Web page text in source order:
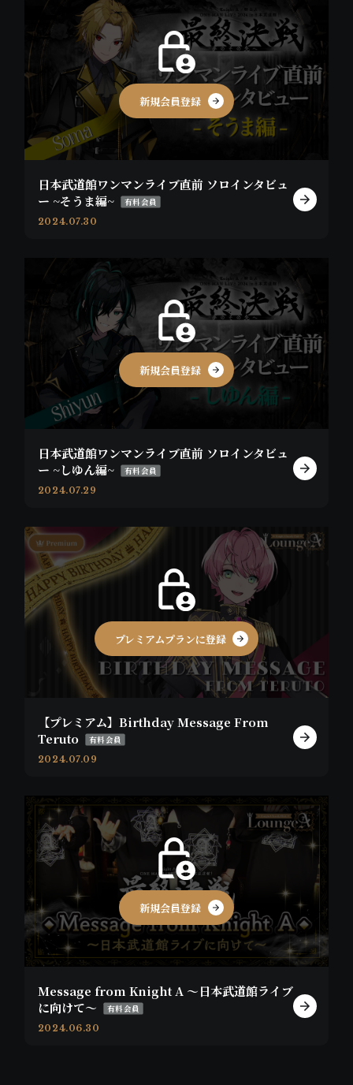
新規会員登録
日本武道館ワンマンライブ直前 ソロインタビュ
ー ~そうま編~
有料会員
2024.07.30
新規会員登録
日本武道館ワンマンライブ直前 ソロインタビュ
ー ~しゆん編~
有料会員
2024.07.29
プレミアムプランに登録
【プレミアム】Birthday Message From
Teruto
有料会員
2024.07.09
新規会員登録
Message from Knight A 〜日本武道館ライブ
に向けて〜
有料会員
2024.06.30